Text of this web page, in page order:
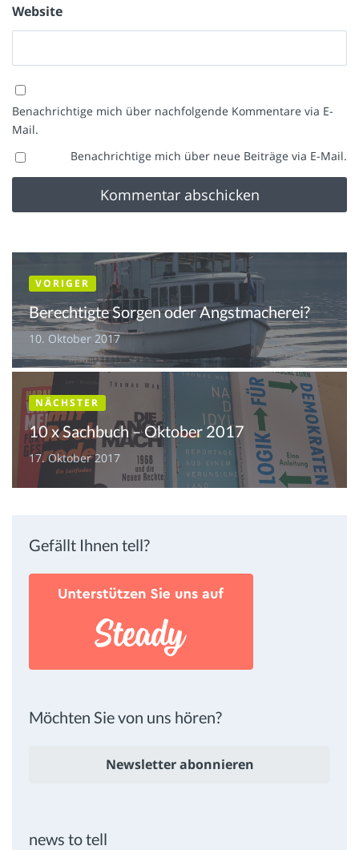
Website
Benachrichtige mich über nachfolgende Kommentare via E-
Mail.
Benachrichtige mich über neue Beiträge via E-Mail.
VORIGER
Berechtigte Sorgen oder Angstmacherei?
10. Oktober 2017
NÄCHSTER
10 x Sachbuch – Oktober 2017
17. Oktober 2017
Gefällt Ihnen tell?
Möchten Sie von uns hören?
Newsletter abonnieren
news to tell